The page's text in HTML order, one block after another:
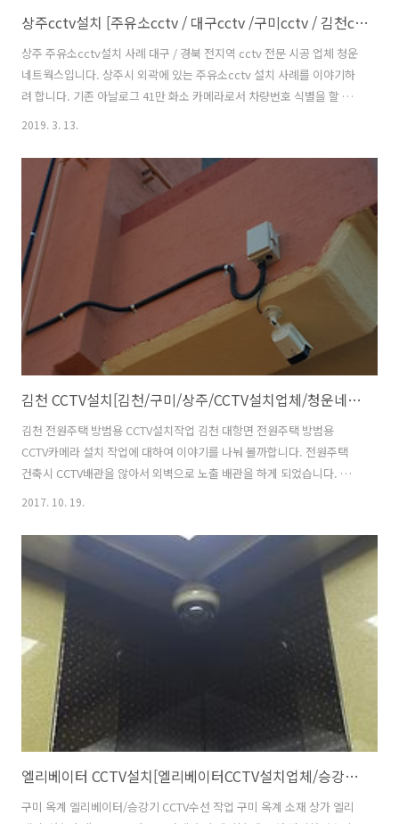
상주cctv설치 [주유소cctv / 대구cctv /구미cctv / 김천cctv ]
상주 주유소cctv설치 사례 대구 / 경북 전지역 cctv 전문 시공 업체 청운
네트웍스입니다. 상주시 외곽에 있는 주유소cctv 설치 사례를 이야기하
려 합니다. 기존 아날로그 41만 화소 카메라로서 차량번호 식별을 할 수
없고 사람 얼굴도 구분할 수 없었습니다. 가격도 착하고 화질 또한 좋은
각지대 없도록 카메라 렌즈를 선정하였습니다. 카메라 화각이 넓은
2.8mm렌즈와 주유소 진.출입구측에는 8.0mm 렌즈를 선정하여 주유소
옥상에 2대를 설치하였습니다. cctv는 설치 현장 노하우와 전문 지식을
가진 업체를 선정해야 합니다. 현장에 맞춤 카메라를 선정하고 사각지대
없이 카메라 대수를 줄일 수 있습니다. 설치 현장 및 환경에 따른 카메..
2019. 3. 13.
김천 CCTV설치[김천/구미/상주/CCTV설치업체/청운네트웍스]
김천 전원주택 방범용 CCTV설치작업 김천 대항면 전원주택 방범용
CCTV카메라 설치 작업에 대하여 이야기를 나눠 볼까합니다. 전원주택
건축시 CCTV배관을 않아서 외벽으로 노출 배관을 하게 되었습니다. 건
물의 외관을 훼손 최소화 하면서 미관상 훼손없이 최대한 깔끔하게 배관
관으로 영상녹화기가 설치되는 장소까지 배관시공을 했습니다. 외벽 배
관을 금속가요전선관 방수형으로 옥상에서 지상1층까지 시공하였으며
배선은 5C-HFBT 동축케이블과 카메라 전원 케이블을 별도로 배선을 구
성하였습니다. 김천CCTV설치업체 대구/경북 CCTV설치 및 시공 전문업
체 구미CCTV설치업체 외곽 담장과 텃밭을 감시하는 200만화소 FULL
HD(1080P)/3.6..
2017. 10. 19.
엘리베이터 CCTV설치[엘리베이터CCTV설치업체/승강기CCTV설치업체/청운네트웍스]
구미 옥계 엘리베이터/승강기 CCTV수선 작업 구미 옥계 소재 상가 엘리